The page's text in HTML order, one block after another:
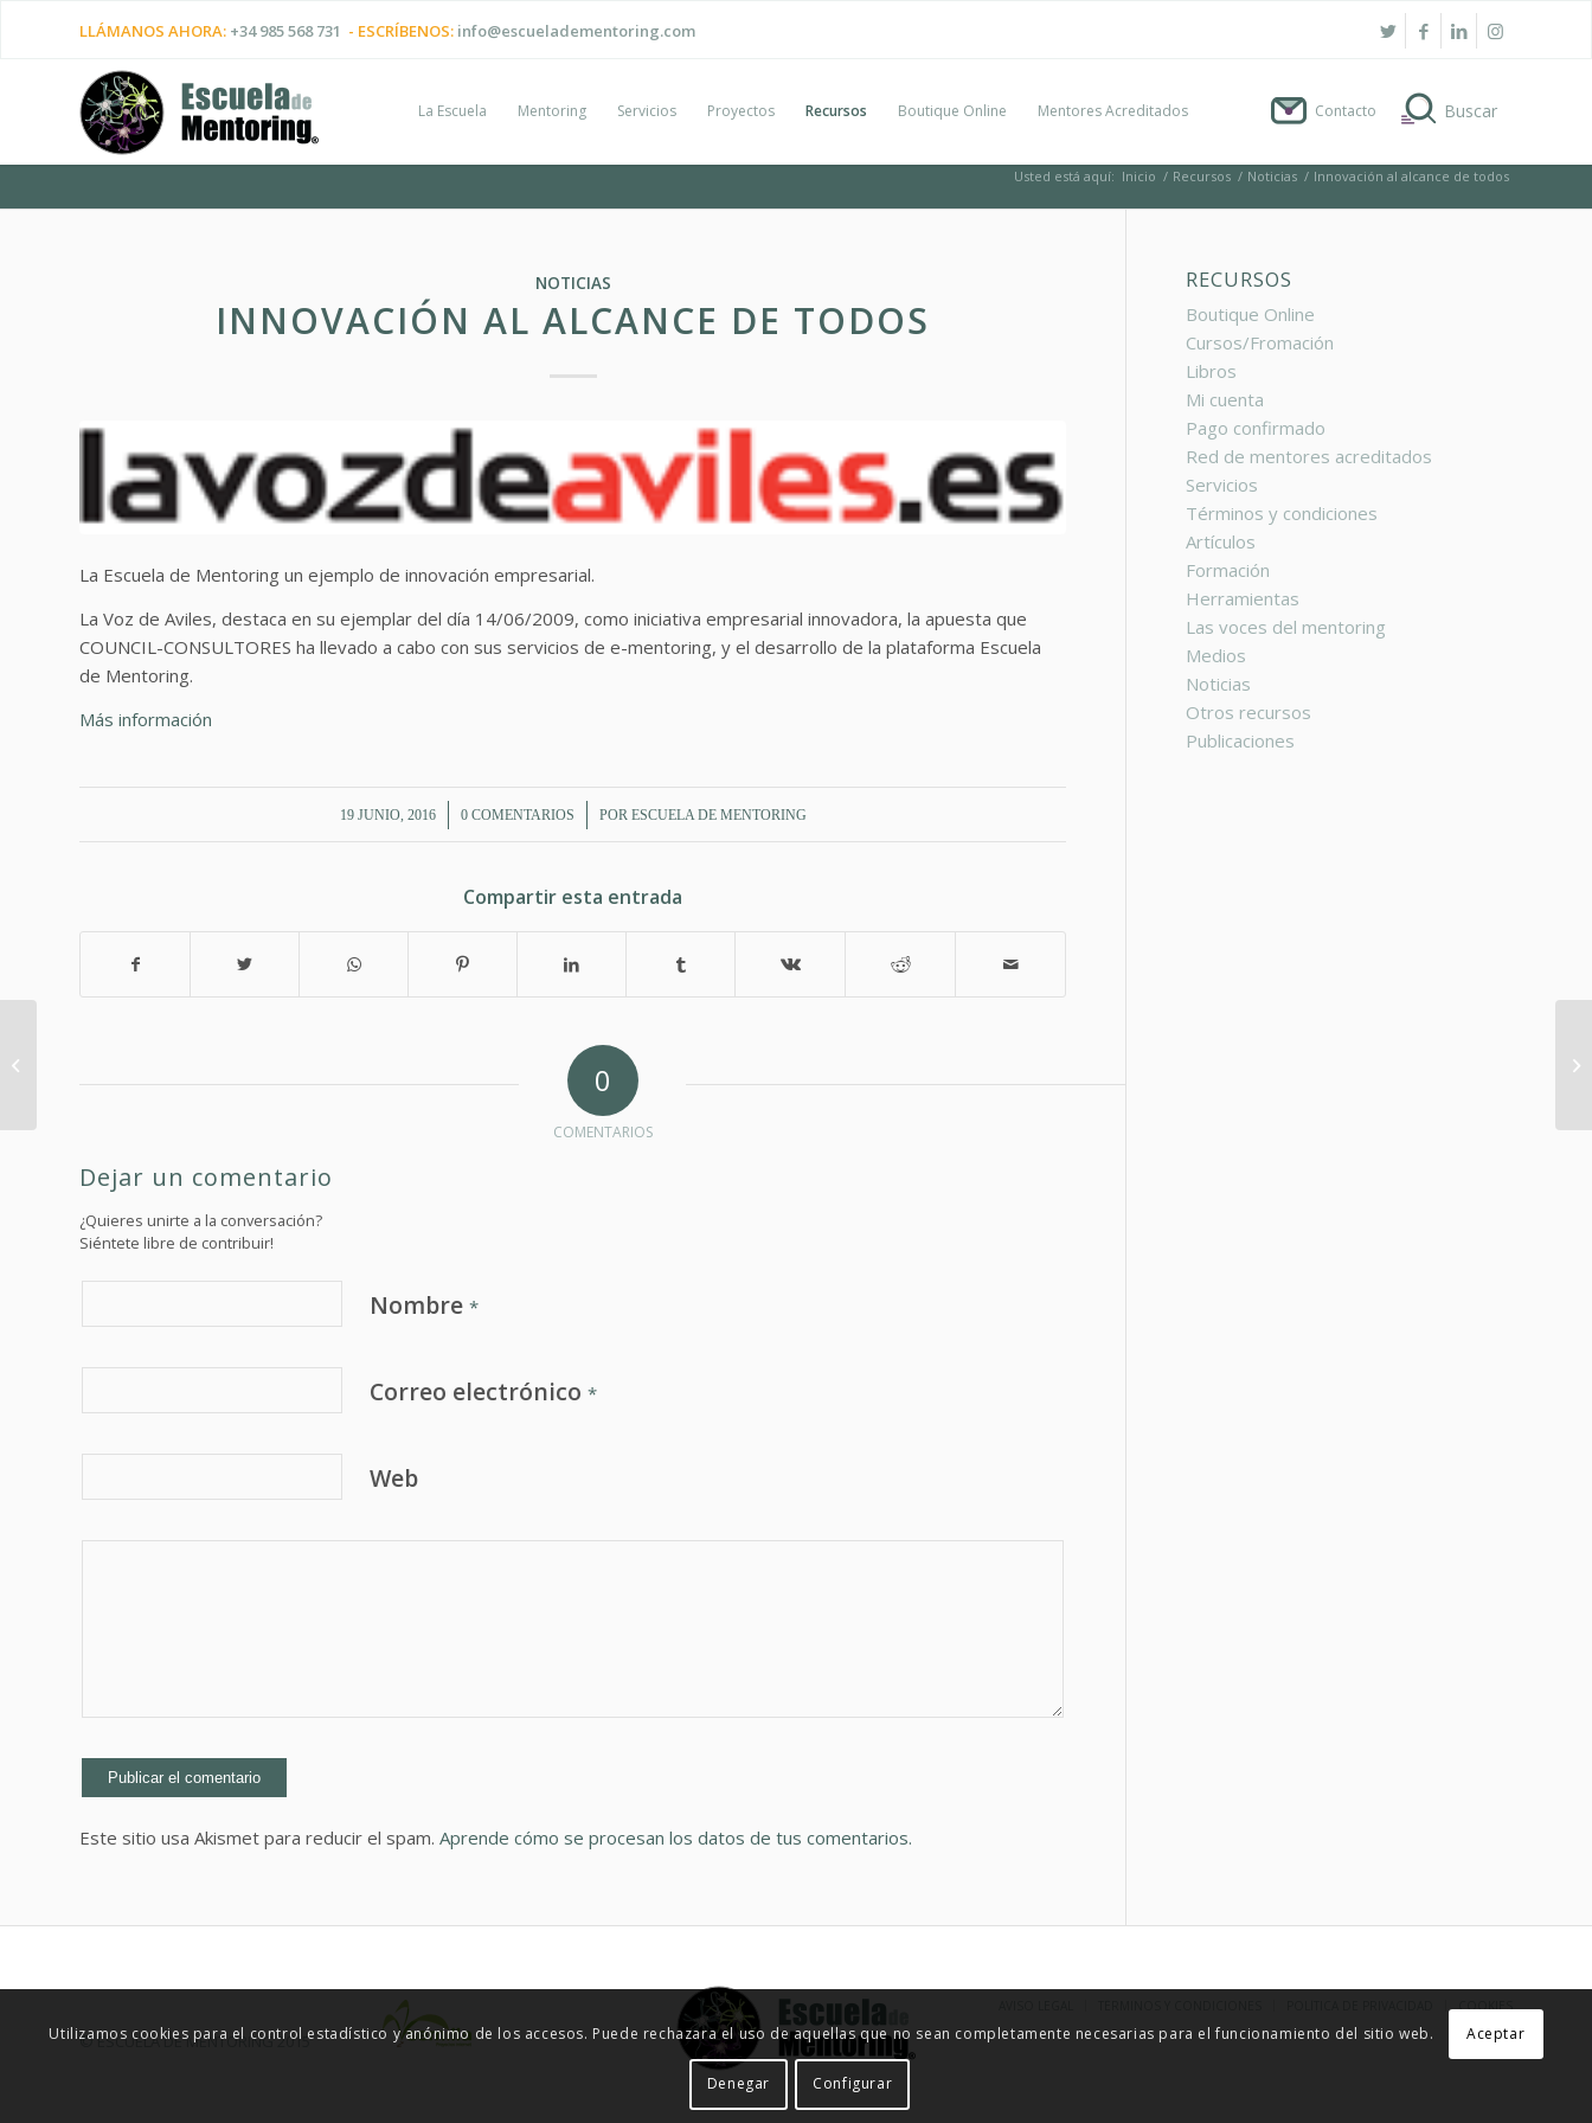
LLÁMANOS AHORA: +34 985 568 731 - ESCRÍBENOS: info@escueladementoring.com
La Escuela Mentoring Servicios Proyectos Recursos Boutique Online Mentores Acreditados Contacto
Usted está aquí: Inicio / Recursos / Noticias / Innovación al alcance de todos
NOTICIAS
INNOVACIÓN AL ALCANCE DE TODOS
La Escuela de Mentoring un ejemplo de innovación empresarial.
La Voz de Aviles, destaca en su ejemplar del día 14/06/2009, como iniciativa empresarial innovadora, la apuesta que
COUNCIL-CONSULTORES ha llevado a cabo con sus servicios de e-mentoring, y el desarrollo de la plataforma Escuela
de Mentoring.
Más información
19 JUNIO, 2016
/ 0 COMENTARIOS
/ POR ESCUELA DE MENTORING
Compartir esta entrada
0
COMENTARIOS
Dejar un comentario
¿Quieres unirte a la conversación?
Siéntete libre de contribuir!
Nombre *
Correo electrónico *
Web
Este sitio usa Akismet para reducir el spam. Aprende cómo se procesan los datos de tus comentarios.
RECURSOS
Boutique Online
Cursos/Fromación
Libros
Mi cuenta
Pago confirmado
Red de mentores acreditados
Servicios
Términos y condiciones
Artículos
Formación
Herramientas
Las voces del mentoring
Medios
Noticias
Otros recursos
Publicaciones
© ESCUELA DE MENTORING 2015
COOKIES
Utilizamos cookies para el control estadístico y anónimo de los accesos. Puede rechazara el uso de aquellas que no sean completamente necesarias para el funcionamiento del sitio web. Aceptar
Denegar Configurar